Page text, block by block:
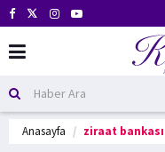
Anasayfa ziraat bankası